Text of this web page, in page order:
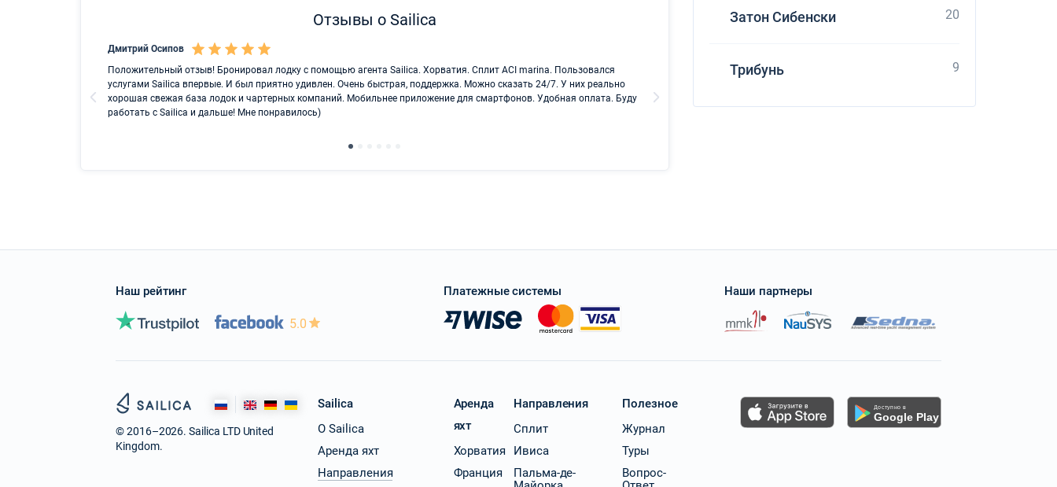
Отзывы о Sailica
Дмитрий Осипов
Положительный отзыв! Бронировал лодку с помощью агента Sailica. Хорватия. Сплит ACI marina. Пользовался
услугами Sailica впервые. И был приятно удивлен. Очень быстрая, поддержка. Можно сказать 24/7. У них реально
хорошая свежая база лодок и чартерных компаний. Мобильнее приложение для смартфонов. Удобная оплата. Буду
работать с Sailica и дальше! Мне понравилось)
Лучший проект за последние годы в этой отрасли!
Затон Сибенски 20
Трибунь 9
Наш рейтинг
5.0
Платежные системы Наши партнеры
© 2016–2026. Sailica LTD United
Kingdom.
Sailica
О Sailica
Аренда яхт
Направления
Аренда
яхт
Хорватия
Франция
Направления
Сплит
Ивиса
Пальма-де-
Полезное
Журнал
Туры
Вопрос-